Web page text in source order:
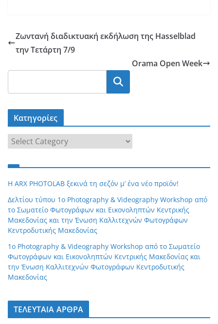
Ζωντανή διαδικτυακή εκδήλωση της Hasselblad
την Τετάρτη 7/9
Orama Οpen Week
Κατηγορίες
τ
γ
ο
ρ
ί
ς
H ARX PHOTOLAB ξεκινά τη σεζόν μ’ ένα νέο προϊόν!
Δελτίου τύπου 1ο Photography & Videography Workshop από
το Σωματείο Φωτογράφων και Εικονοληπτών Κεντρικής
Μακεδονίας και την Ένωση Καλλιτεχνών Φωτογράφων
Κεντροδυτικής Μακεδονίας
1ο Photography & Videography Workshop από το Σωματείο
Φωτογράφων και Εικονοληπτών Κεντρικής Μακεδονίας και
την Ένωση Καλλιτεχνών Φωτογράφων Κεντροδυτικής
Μακεδονίας
ΤΕΛΕΥΤΑΙΑ ΑΡΘΡΑ